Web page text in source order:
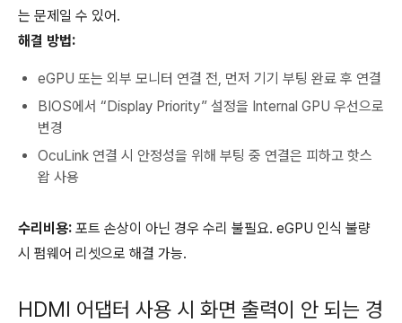
는 문제일 수 있어.
해결 방법:
eGPU 또는 외부 모니터 연결 전, 먼저 기기 부팅 완료 후 연결
BIOS에서 “Display Priority” 설정을 Internal GPU 우선으로
변경
OcuLink 연결 시 안정성을 위해 부팅 중 연결은 피하고 핫스
왑 사용
수리비용: 포트 손상이 아닌 경우 수리 불필요. eGPU 인식 불량
시 펌웨어 리셋으로 해결 가능.
HDMI 어댑터 사용 시 화면 출력이 안 되는 경